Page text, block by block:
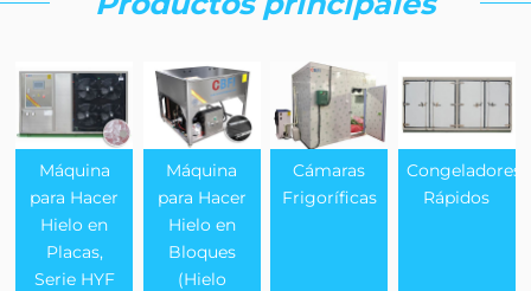
Máquina
para Hacer
Hielo en
Placas,
Serie HYF
Máquina
para Hacer
Hielo en
Bloques
(Hielo
Cámaras
Frigoríficas
Congeladores
Rápidos